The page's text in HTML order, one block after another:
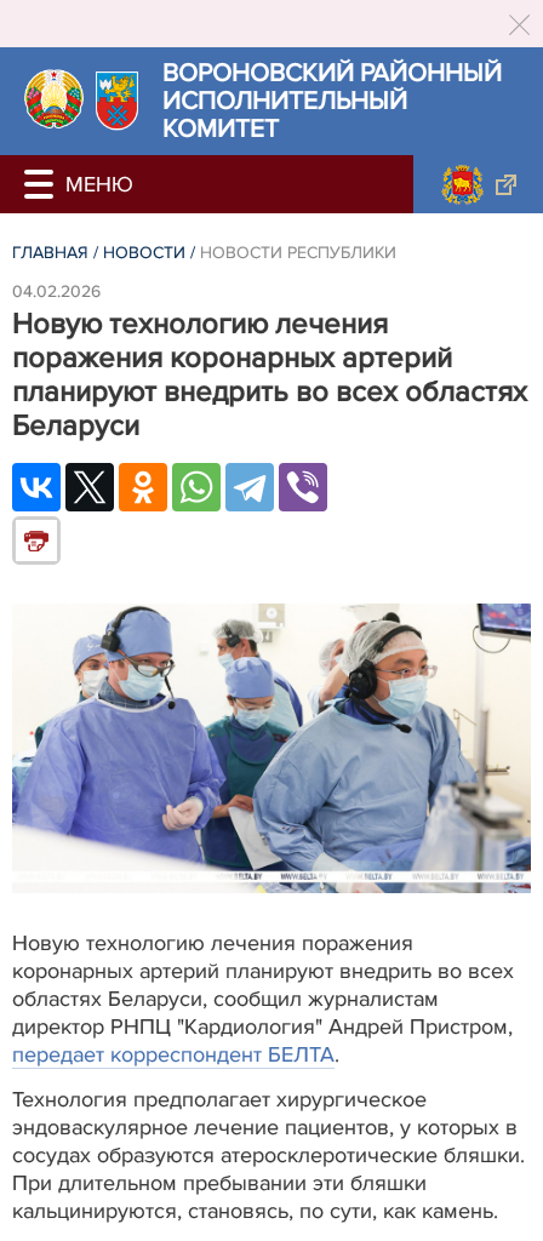
ВОРОНОВСКИЙ РАЙОННЫЙ
ИСПОЛНИТЕЛЬНЫЙ
КОМИТЕТ
ГЛАВНАЯ / НОВОСТИ / НОВОСТИ РЕСПУБЛИКИ
04.02.2026
Новую технологию лечения
поражения коронарных артерий
планируют внедрить во всех областях
Беларуси
Новую технологию лечения поражения
коронарных артерий планируют внедрить во всех
областях Беларуси, сообщил журналистам
директор РНПЦ "Кардиология" Андрей Пристром,
передает корреспондент БЕЛТА.
Технология предполагает хирургическое
эндоваскулярное лечение пациентов, у которых в
сосудах образуются атеросклеротические бляшки.
При длительном пребывании эти бляшки
кальцинируются, становясь, по сути, как камень.